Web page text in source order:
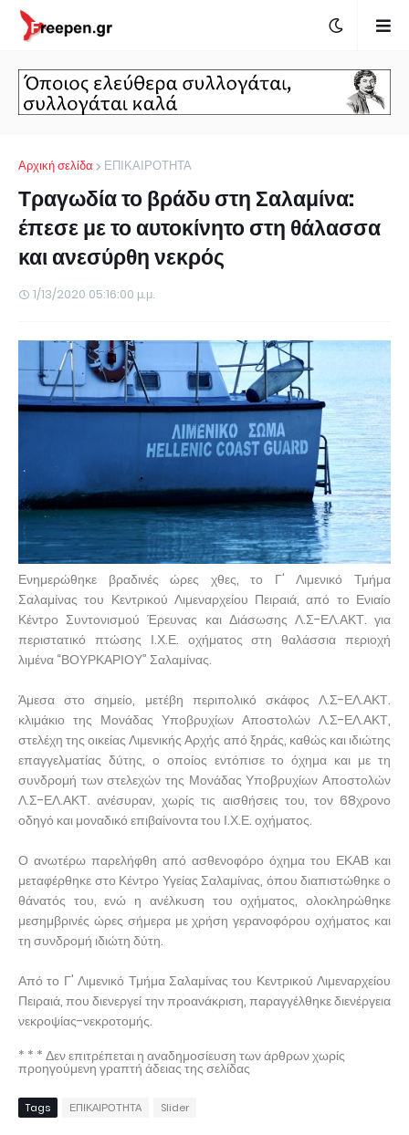
Αρχική σελίδα ΕΠΙΚΑΙΡΟΤΗΤΑ
Τραγωδία το βράδυ στη Σαλαμίνα:
έπεσε με το αυτοκίνητο στη θάλασσα
και ανεσύρθη νεκρός
1/13/2020 05:16:00 μ.μ.
Ενημερώθηκε βραδινές ώρες χθες, το Γ' Λιμενικό Τμήμα
Σαλαμίνας του Κεντρικού Λιμεναρχείου Πειραιά, από το Ενιαίο
Κέντρο Συντονισμού Έρευνας και Διάσωσης Λ.Σ-ΕΛ.ΑΚΤ. για
περιστατικό πτώσης Ι.Χ.Ε. οχήματος στη θαλάσσια περιοχή
λιμένα “ΒΟΥΡΚΑΡΙΟΥ” Σαλαμίνας.
Άμεσα στο σημείο, μετέβη περιπολικό σκάφος Λ.Σ-ΕΛ.ΑΚΤ.
κλιμάκιο της Μονάδας Υποβρυχίων Αποστολών Λ.Σ-ΕΛ.ΑΚΤ,
στελέχη της οικείας Λιμενικής Αρχής από ξηράς, καθώς και ιδιώτης
επαγγελματίας δύτης, ο οποίος εντόπισε το όχημα και με τη
συνδρομή των στελεχών της Μονάδας Υποβρυχίων Αποστολών
Λ.Σ-ΕΛ.ΑΚΤ. ανέσυραν, χωρίς τις αισθήσεις του, τον 68χρονο
οδηγό και μοναδικό επιβαίνοντα του Ι.Χ.Ε. οχήματος.
Ο ανωτέρω παρελήφθη από ασθενοφόρο όχημα του ΕΚΑΒ και
μεταφέρθηκε στο Κέντρο Υγείας Σαλαμίνας, όπου διαπιστώθηκε ο
θάνατός του, ενώ η ανέλκυση του οχήματος, ολοκληρώθηκε
μεσημβρινές ώρες σήμερα με χρήση γερανοφόρου οχήματος και
τη συνδρομή ιδιώτη δύτη.
Από το Γ' Λιμενικό Τμήμα Σαλαμίνας του Κεντρικού Λιμεναρχείου
Πειραιά, που διενεργεί την προανάκριση, παραγγέλθηκε διενέργεια
νεκροψίας-νεκροτομής.
* * * Δεν επιτρέπεται η αναδημοσίευση των άρθρων χωρίς
προηγούμενη γραπτή άδειας της σελίδας
Tags ΕΠΙΚΑΙΡΟΤΗΤΑ Slider